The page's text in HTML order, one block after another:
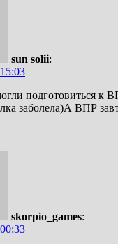
sun solii:
подготовиться к
заболела)А ВПР
skorpio_games: